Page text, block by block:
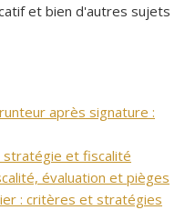
et bien d'autres sujets
après signature :
stratégie et fiscalité
évaluation et pièges
: critères et stratégies